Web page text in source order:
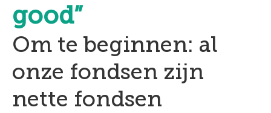
good”
Om te beginnen: al
onze fondsen zijn
nette fondsen